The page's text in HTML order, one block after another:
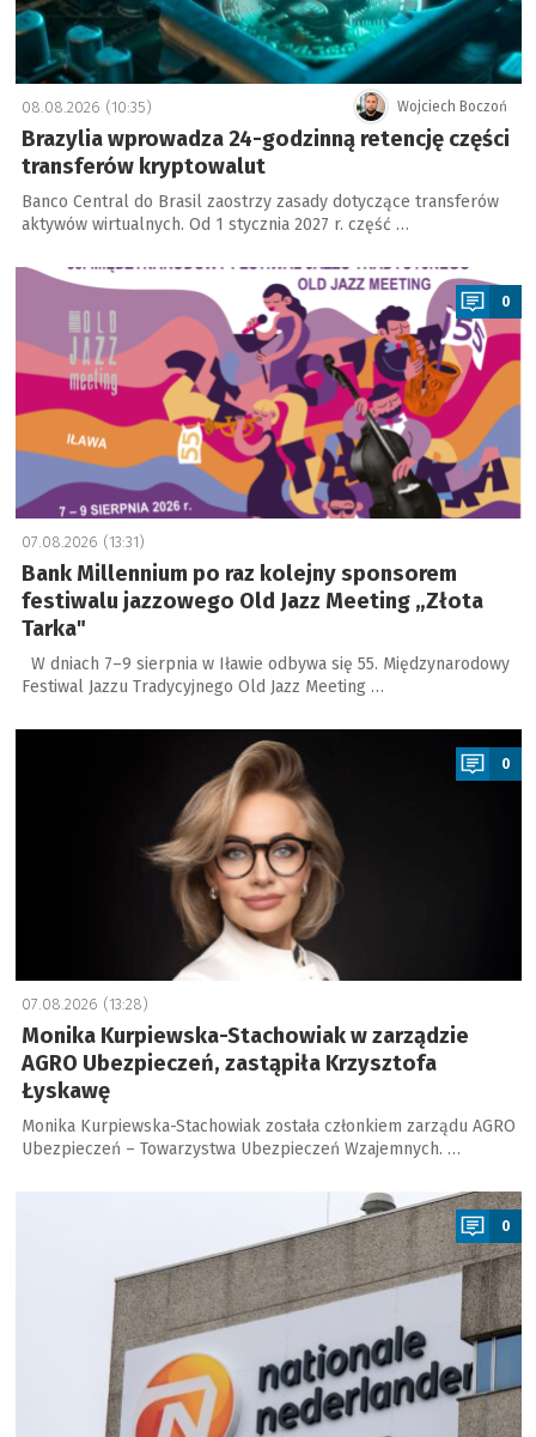
Wojciech Boczoń
08.08.2026 (10:35)
Brazylia wprowadza 24-godzinną retencję części
transferów kryptowalut
Banco Central do Brasil zaostrzy zasady dotyczące transferów
aktywów wirtualnych. Od 1 stycznia 2027 r. część …
a
0
07.08.2026 (13:31)
Bank Millennium po raz kolejny sponsorem
festiwalu jazzowego Old Jazz Meeting „Złota
Tarka"
W dniach 7–9 sierpnia w Iławie odbywa się 55. Międzynarodowy
Festiwal Jazzu Tradycyjnego Old Jazz Meeting …
a
0
07.08.2026 (13:28)
Monika Kurpiewska-Stachowiak w zarządzie
AGRO Ubezpieczeń, zastąpiła Krzysztofa
Łyskawę
Monika Kurpiewska-Stachowiak została członkiem zarządu AGRO
Ubezpieczeń – Towarzystwa Ubezpieczeń Wzajemnych. …
0